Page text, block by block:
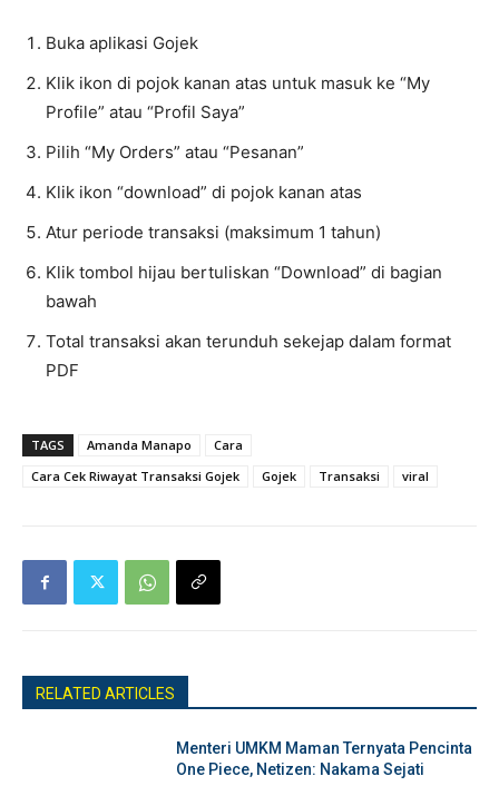
Buka aplikasi Gojek
Klik ikon di pojok kanan atas untuk masuk ke “My
Profile” atau “Profil Saya”
Pilih “My Orders” atau “Pesanan”
Klik ikon “download” di pojok kanan atas
Atur periode transaksi (maksimum 1 tahun)
Klik tombol hijau bertuliskan “Download” di bagian
bawah
Total transaksi akan terunduh sekejap dalam format
PDF
TAGS Amanda Manapo
Cara
Cara Cek Riwayat Transaksi Gojek
Gojek Transaksi viral
RELATED ARTICLES
Menteri UMKM Maman Ternyata Pencinta
One Piece, Netizen: Nakama Sejati